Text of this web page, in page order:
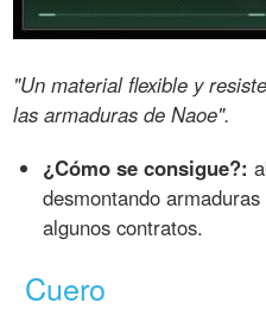
"Un material flexible y
las armaduras de Naoe".
¿Cómo se consigue?:
desmontando
algunos contratos.
Cuero